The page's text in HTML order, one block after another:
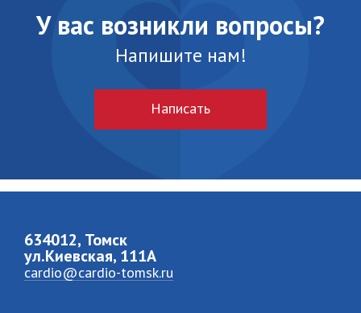
У вас возникли вопросы?
Напишите нам!
Написать
634012, Томск
ул.Киевская, 111A
cardio@cardio-tomsk.ru